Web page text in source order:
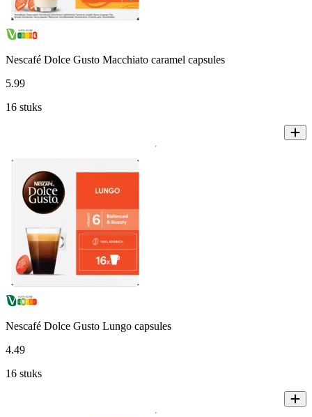
Nescafé Dolce Gusto Macchiato caramel capsules
5.99
16 stuks
Nescafé Dolce Gusto Lungo capsules
4.49
16 stuks